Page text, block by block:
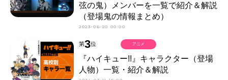
弦の鬼）メンバーを一覧で紹介＆解説
（登場鬼の情報まとめ）
2023-06-20 00:00
第3位
『ハイキュー!!』キャラクター（登場
人物）一覧・紹介＆解説
アニメ